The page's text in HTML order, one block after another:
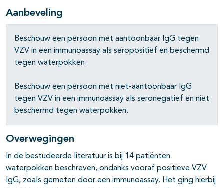
Aanbeveling
Beschouw een persoon met aantoonbaar IgG tegen
VZV in een immunoassay als seropositief en beschermd
tegen waterpokken.
Beschouw een persoon met niet-aantoonbaar IgG
tegen VZV in een immunoassay als seronegatief en niet
beschermd tegen waterpokken.
Overwegingen
In de bestudeerde literatuur is bij 14 patiënten
waterpokken beschreven, ondanks vooraf positieve VZV
IgG, zoals gemeten door een immunoassay. Het ging hierbij